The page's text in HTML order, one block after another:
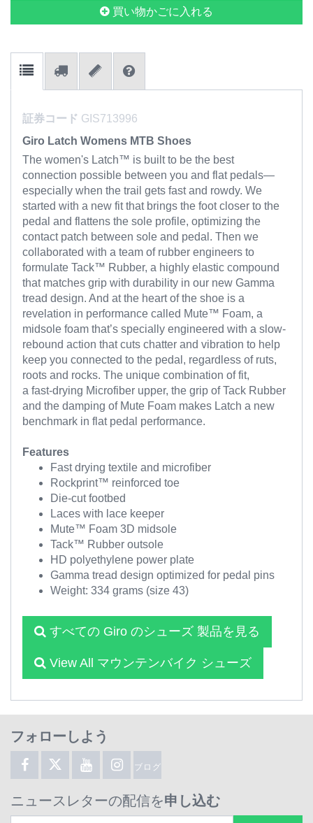
買い物かごに入れる
証券コード GIS713996
Giro Latch Womens MTB Shoes
The women's Latch™ is built to be the best
connection possible between you and flat pedals—
especially when the trail gets fast and rowdy. We
started with a new fit that brings the foot closer to the
pedal and flattens the sole profile, optimizing the
contact patch between sole and pedal. Then we
collaborated with a team of rubber engineers to
formulate Tack™ Rubber, a highly elastic compound
that matches grip with durability in our new Gamma
tread design. And at the heart of the shoe is a
revelation in performance called Mute™ Foam, a
midsole foam that’s specially engineered with a slow-
rebound action that cuts chatter and vibration to help
keep you connected to the pedal, regardless of ruts,
roots and rocks. The unique combination of fit,
a fast-drying Microfiber upper, the grip of Tack Rubber
and the damping of Mute Foam makes Latch a new
benchmark in flat pedal performance.
Features
Fast drying textile and microfiber
Rockprint™ reinforced toe
Die-cut footbed
Laces with lace keeper
Mute™ Foam 3D midsole
Tack™ Rubber outsole
HD polyethylene power plate
Gamma tread design optimized for pedal pins
Weight: 334 grams (size 43)
すべての Giro のシューズ 製品を見る
View All マウンテンバイク シューズ
フォローしよう
ブログ
ニュースレターの配信を申し込む